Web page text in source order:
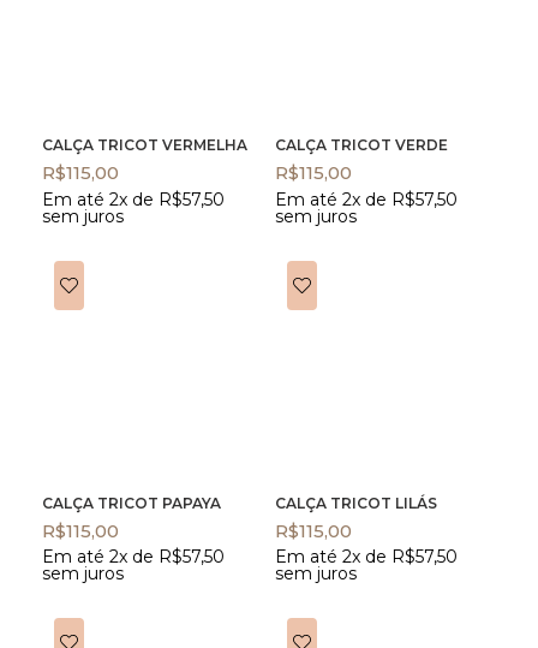
CALÇA TRICOT VERMELHA
R$115,00
Em até 2x de R$57,50
sem juros
CALÇA TRICOT VERDE
R$115,00
Em até 2x de R$57,50
sem juros
CALÇA TRICOT PAPAYA
R$115,00
Em até 2x de R$57,50
sem juros
CALÇA TRICOT LILÁS
R$115,00
Em até 2x de R$57,50
sem juros